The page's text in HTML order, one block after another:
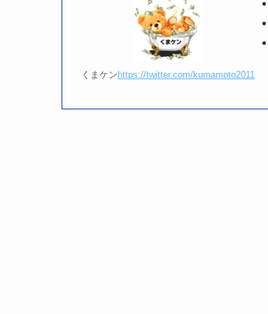
くまケン https://twitter.com/kumamoto2011